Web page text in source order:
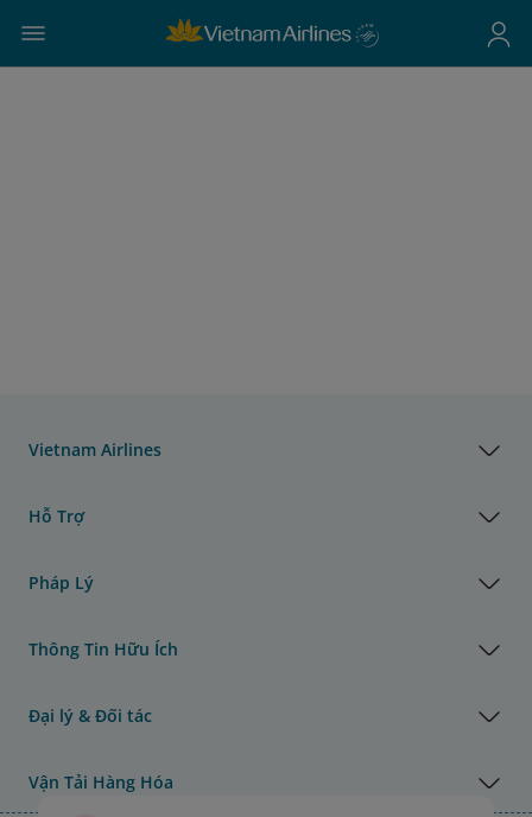
Vietnam Airlines
Hỗ Trợ
Pháp Lý
Thông Tin Hữu Ích
Đại lý & Đối tác
Vận Tải Hàng Hóa